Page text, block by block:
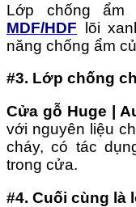
Lớp chống
MDF/HDF lõi
năng chống ẩm
#3. Lớp chống
Cửa gỗ Huge |
với nguyên liệu
cháy, có tác
trong cửa.
#4. Cuối cùng là